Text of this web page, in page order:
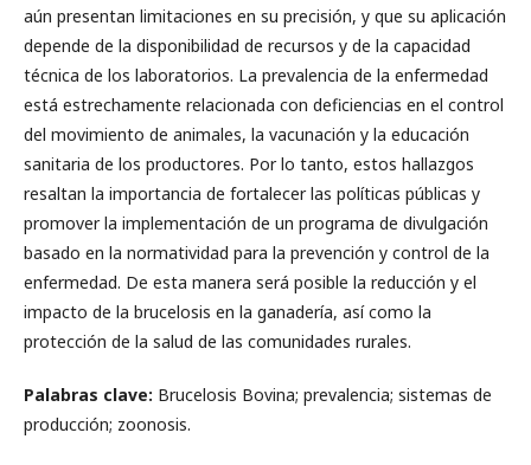
aún presentan limitaciones en su precisión, y que su aplicación
depende de la disponibilidad de recursos y de la capacidad
técnica de los laboratorios. La prevalencia de la enfermedad
está estrechamente relacionada con deficiencias en el control
del movimiento de animales, la vacunación y la educación
sanitaria de los productores. Por lo tanto, estos hallazgos
resaltan la importancia de fortalecer las políticas públicas y
promover la implementación de un programa de divulgación
basado en la normatividad para la prevención y control de la
enfermedad. De esta manera será posible la reducción y el
impacto de la brucelosis en la ganadería, así como la
protección de la salud de las comunidades rurales.
Palabras clave: Brucelosis Bovina; prevalencia; sistemas de
producción; zoonosis.